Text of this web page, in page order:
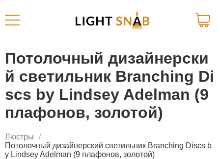
Потолочный дизайнерски
й светильник Branching Di
scs by Lindsey Adelman (9
плафонов, золотой)
Люстры
Потолочный дизайнерский светильник Branching Discs b
y Lindsey Adelman (9 плафонов, золотой)